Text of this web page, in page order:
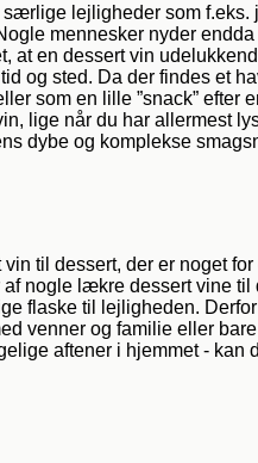
særlige lejligheder som
mennesker nyder
at en dessert vin
og sted. Da der findes et
som en lille ”snack” efter
lige når du har allermest
dybe og komplekse
til dessert, der er noget
nogle lækre dessert vine til
flaske til lejligheden.
venner og familie eller
aftener i hjemmet - kan